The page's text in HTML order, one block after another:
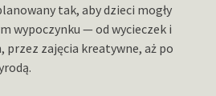
tak, aby dzieci mogły
wypoczynku — od wycieczek i
zajęcia kreatywne, aż po